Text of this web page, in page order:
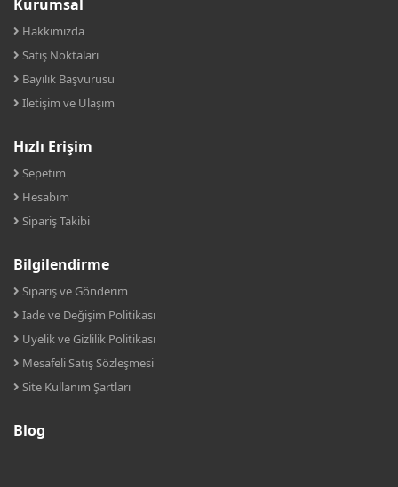
Kurumsal
Hakkımızda
Satış Noktaları
Bayilik Başvurusu
İletişim ve Ulaşım
Hızlı Erişim
Sepetim
Hesabım
Sipariş Takibi
Bilgilendirme
Sipariş ve Gönderim
İade ve Değişim Politikası
Üyelik ve Gizlilik Politikası
Mesafeli Satış Sözleşmesi
Site Kullanım Şartları
Blog